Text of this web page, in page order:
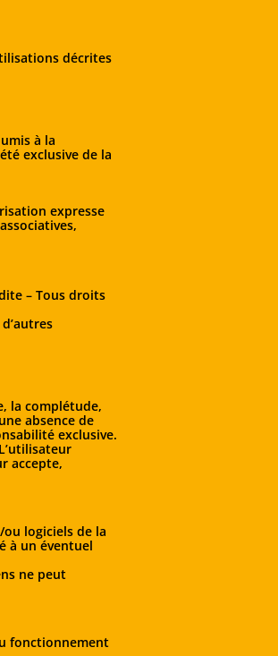
décrites
à la
exclusive de la
expresse
– Tous droits
la complétude,
absence de
exclusive.
accepte,
logiciels de la
à un éventuel
ne peut
fonctionnement